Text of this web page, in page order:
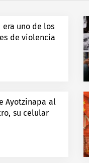
era uno de los
de violencia
Ayotzinapa al
su celular